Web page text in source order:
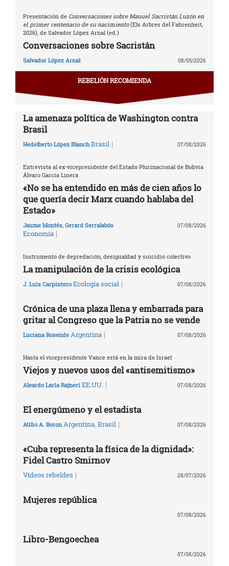
Presentación de Conversaciones sobre Manuel Sacristán Luzón en
el primer centenario de su nacimiento(Els Arbres del Fahrenheit,
2026), de Salvador López Arnal (ed.)
Conversaciones sobre Sacristán
Salvador López Arnal 08/05/2026
REBELIÓN RECOMIENDA
La amenaza política de Washington contra
Brasil
Hedelberto López Blanch Brasil | 07/08/2026
Entrevista al ex-vicepresidente del Estado Plurinacional de Bolivia
Álvaro García Linera
«No se ha entendido en más de cien años lo
que quería decir Marx cuando hablaba del
Estado»
Jaume Montés, Gerard Serralabós
Economía |
07/08/2026
Instrumento de depredación, desigualdad y suicidio colectivo
La manipulación de la crisis ecológica
J. Luis Carpintero Ecología social | 07/08/2026
Crónica de una plaza llena y embarrada para
gritar al Congreso que la Patria no se vende
Luciana Rosende Argentina | 07/08/2026
Hasta el vicepresidente Vance está en la mira de Israel
Viejos y nuevos usos del «antisemitismo»
Aleardo Laría Rajneri EE.UU. | 07/08/2026
El energúmeno y el estadista
Atilio A. Boron Argentina, Brasil | 07/08/2026
«Cuba representa la física de la dignidad»:
Fidel Castro Smirnov
Vídeos rebeldes | 28/07/2026
Mujeres república
07/08/2026
Libro-Bengoechea
07/08/2026